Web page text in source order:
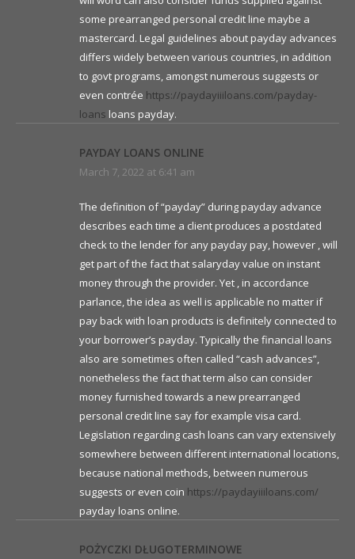
some prearranged personal credit line maybe a
mastercard. Legal guidelines about payday advances
differs widely between various countries, in addition
to govt programs, amongst numerous suggests or
even contrée https://paydayiiiloans.com/payday-
loans loans payday.
PAYDAY LOANS ONLINE
March 7, 2022 at 6:41 am
The definition of “payday” during payday advance
describes each time a client produces a postdated
check to the lender for any payday pay, however , will
get part of the fact that salaryday value on instant
money through the provider. Yet , in accordance
parlance, the idea as well is applicable no matter if
pay back with loan products is definitely connected to
your borrower’s payday. Typically the financial loans
also are sometimes often called “cash advances”,
nonetheless the fact that term also can consider
money furnished towards a new prearranged
personal credit line say for example visa card.
Legislation regarding cash loans can vary extensively
somewhere between different international locations,
because national methods, between numerous
suggests or even coin https://paydayiiiloans.com/
payday loans online.
POŻYCZKI DŁUGOTERMINOWE